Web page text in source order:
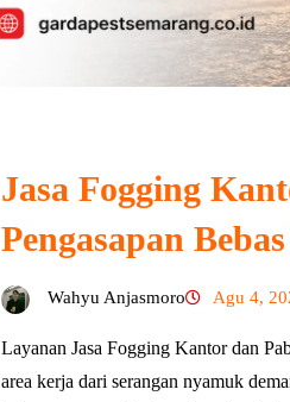
Jasa Fogging
Pengasapan
Wahyu Anjasmoro Agu 4,
Layanan Jasa Fogging Kantor dan
area kerja dari serangan nyamuk